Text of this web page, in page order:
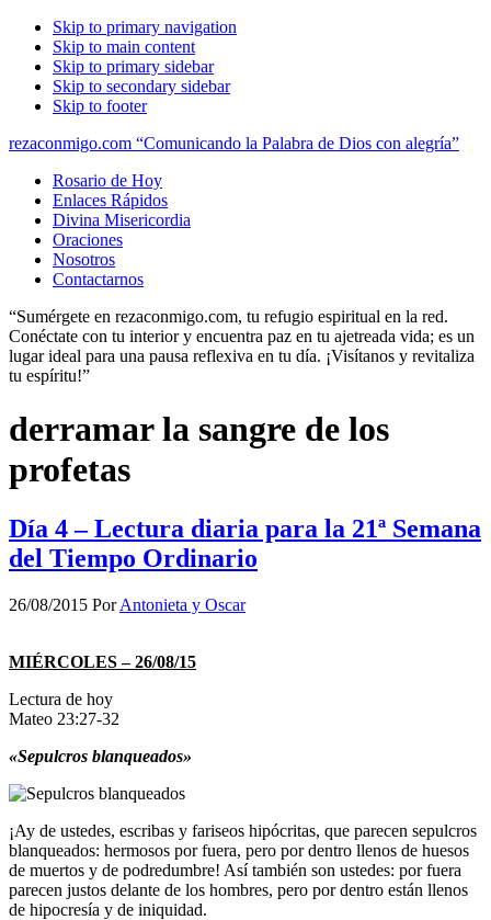
Skip to primary navigation
Skip to main content
Skip to primary sidebar
Skip to secondary sidebar
Skip to footer
rezaconmigo.com “Comunicando la Palabra de Dios con alegría”
Rosario de Hoy
Enlaces Rápidos
Divina Misericordia
Oraciones
Nosotros
Contactarnos
“Sumérgete en rezaconmigo.com, tu refugio espiritual en la red.
Conéctate con tu interior y encuentra paz en tu ajetreada vida; es un
lugar ideal para una pausa reflexiva en tu día. ¡Visítanos y revitaliza
tu espíritu!”
derramar la sangre de los
profetas
Día 4 – Lectura diaria para la 21ª Semana
del Tiempo Ordinario
26/08/2015 PorAntonieta y Oscar
MIÉRCOLES – 26/08/15
Lectura de hoy
Mateo 23:27-32
«Sepulcros blanqueados»
¡Ay de ustedes, escribas y fariseos hipócritas, que parecen sepulcros
blanqueados: hermosos por fuera, pero por dentro llenos de huesos
de muertos y de podredumbre! Así también son ustedes: por fuera
parecen justos delante de los hombres, pero por dentro están llenos
de hipocresía y de iniquidad.